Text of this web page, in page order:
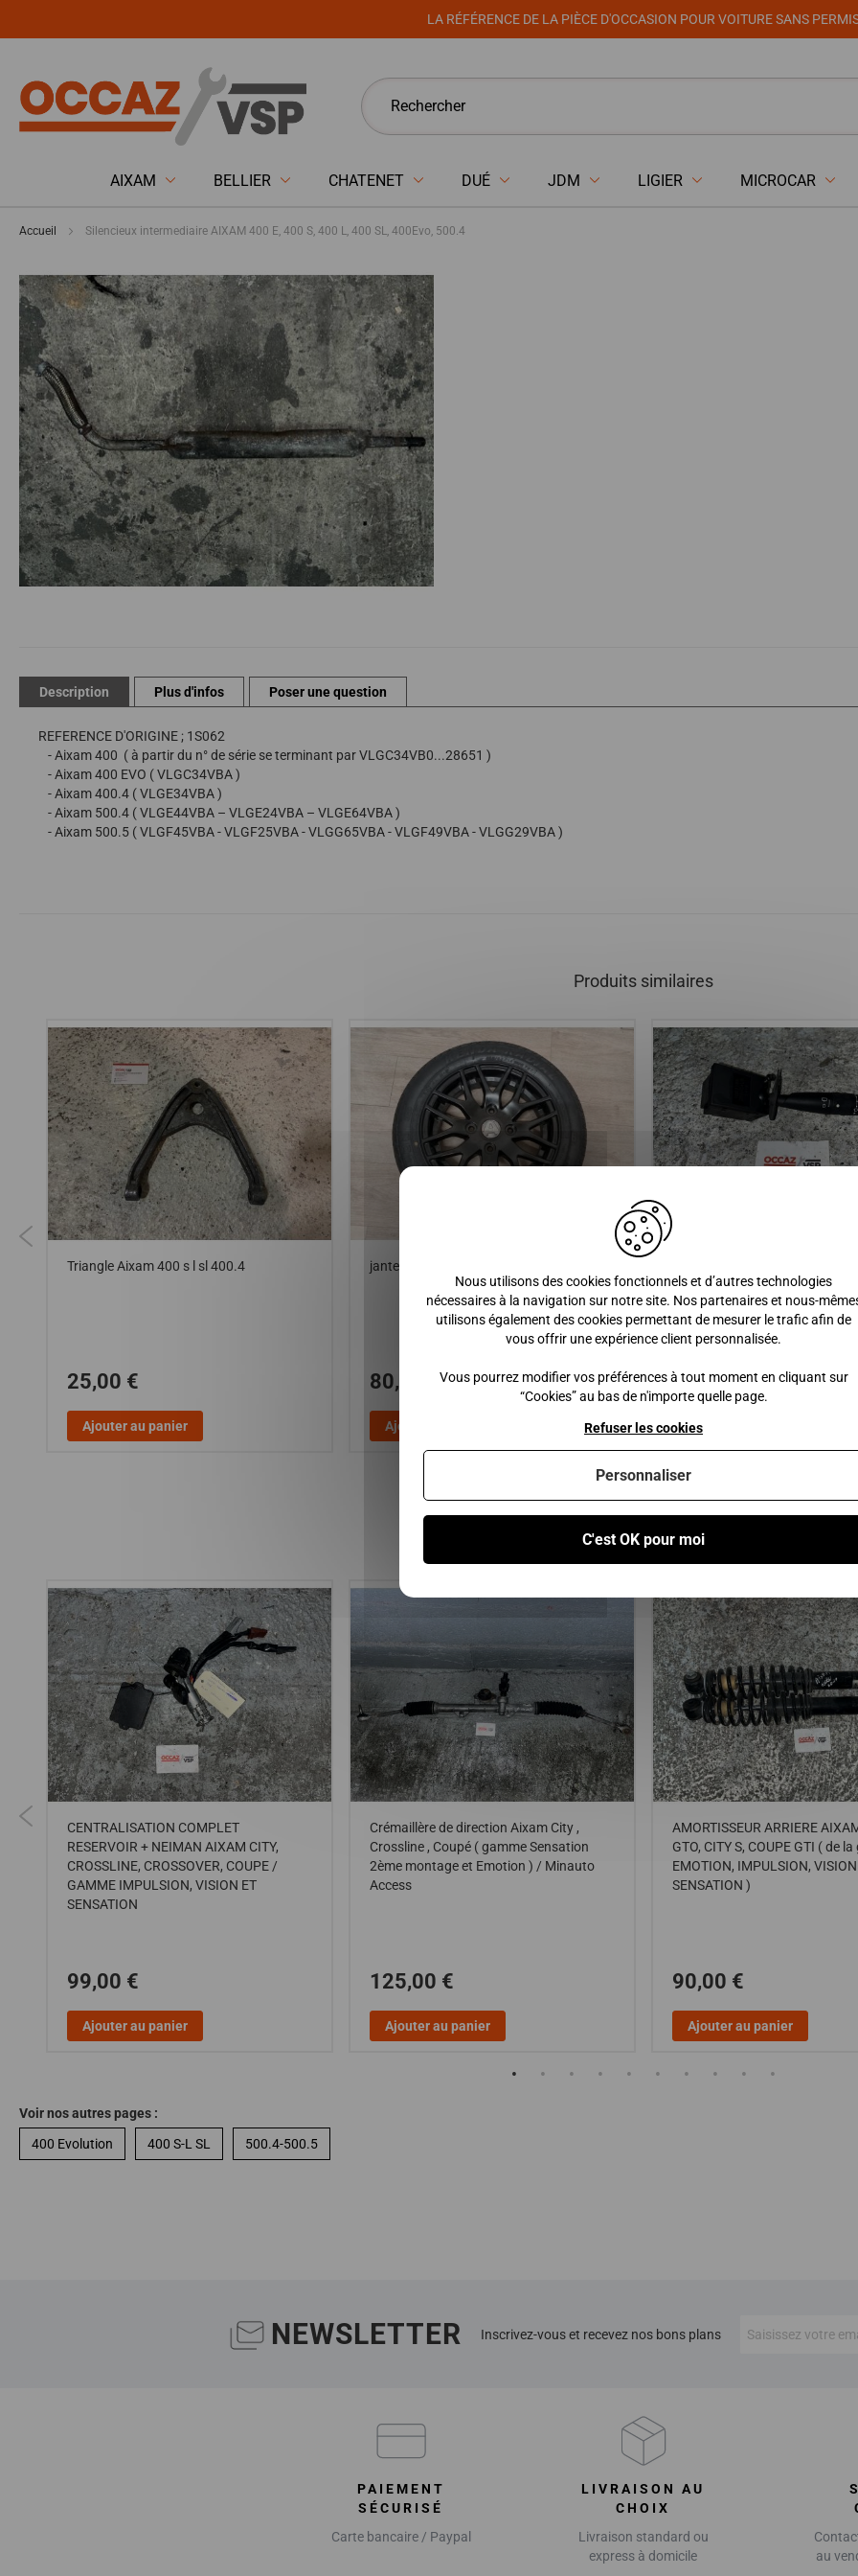
LA RÉFÉRENCE DE LA PIÈCE D'OCCASION POUR VOITURE SANS
AIXAM BELLIER CHATENET DUÉ JDM LIGIER MICROCAR
Accueil Silencieux intermediaire AIXAM 400 E, 400 S, 400 L, 400 SL, 400Evo, 500.4
Passer
à
la
fin
de
la
galerie
d’images
d’images
Description
REFERENCE D'ORIGINE ; 1S062
- Aixam 400 ( à partir du n° de série se terminant par VLGC34VB0...28651 )
- Aixam 400 EVO ( VLGC34VBA )
- Aixam 400.4 ( VLGE34VBA )
- Aixam 500.4 ( VLGE44VBA – VLGE24VBA – VLGE64VBA )
- Aixam 500.5 ( VLGF45VBA - VLGF25VBA - VLGG65VBA - VLGF49VBA - VLGG29VBA )
Plus d'infos Poser une question
Produits similaires
Triangle Aixam 400 s l sl 400.4
25,00 €
Ajouter au panier
jantes aixam tous modèles
80,00 €
Ajouter au panier
15,00 €
Ajouter au panier
Vous pourriez également être intéressé par
CENTRALISATION COMPLET
RESERVOIR + NEIMAN AIXAM CITY,
CROSSLINE, CROSSOVER, COUPE /
GAMME IMPULSION, VISION ET
SENSATION
99,00 €
Ajouter au panier
Crémaillère de direction Aixam City ,
Crossline , Coupé ( gamme Sensation
2ème montage et Emotion ) / Minauto
Access
125,00 €
Ajouter au panier
AMORTISSEUR ARRIERE
GTO, CITY S, COUPE GTI ( de
EMOTION, IMPULSION,
SENSATION )
90,00 €
Ajouter au panier
Voir nos autres pages :
400 Evolution
400 S-L SL 500.4-500.5
NEWSLETTER Inscrivez-vous et recevez nos bons plans
PAIEMENT
SÉCURISÉ
Carte bancaire / Paypal
LIVRAISON AU
CHOIX
Livraison standard ou
express à domicile
au
Nous utilisons des cookies fonctionnels et d’autres technologies
nécessaires à la navigation sur notre site. Nos partenaires et nous-
utilisons également des cookies permettant de mesurer le trafic afin de
vous offrir une expérience client personnalisée.
Vous pourrez modifier vos préférences à tout moment en cliquant sur
“Cookies” au bas de n'importe quelle page.
C'est OK pour moi
Refuser les cookies
Personnaliser